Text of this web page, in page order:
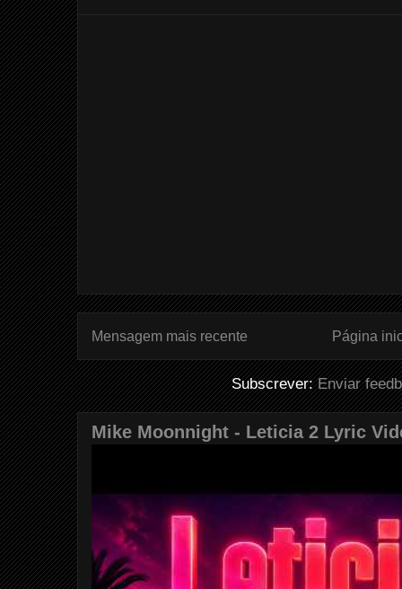
Mensagem mais recente Página
Subscrever:Enviar
Mike Moonnight - Leticia 2 Lyric